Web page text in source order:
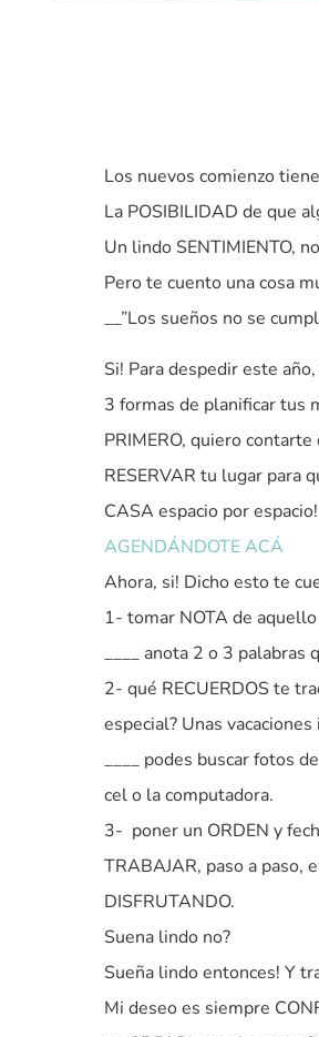
Los nuevos comienzo
La POSIBILIDAD de que
Un lindo SENTIMIENTO,
Pero te cuento una cosa
__”Los sueños no se
Si! Para despedir este
3 formas de planificar tus
PRIMERO, quiero
RESERVAR tu lugar para
CASA espacio por
AGENDÁNDOTE ACÁ
Ahora, si! Dicho esto te
1- tomar NOTA de
____ anota 2 o 3 palabras
2- qué RECUERDOS te
especial? Unas
____ podes buscar fotos
cel o la computadora.
3- poner un ORDEN y
TRABAJAR, paso a paso,
DISFRUTANDO.
Suena lindo no?
Sueña lindo entonces! Y
Mi deseo es siempre